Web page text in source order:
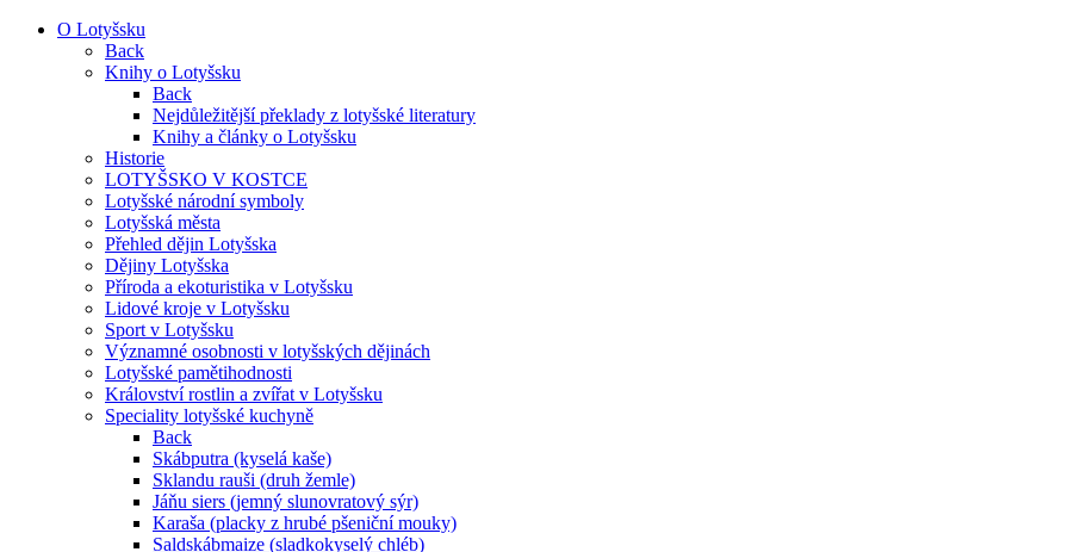
O Lotyšsku
Back
Knihy o Lotyšsku
Back
Nejdůležitější překlady z lotyšské literatury
Knihy a články o Lotyšsku
Historie
LOTYŠSKO V KOSTCE
Lotyšské národní symboly
Lotyšská města
Přehled dějin Lotyšska
Dějiny Lotyšska
Příroda a ekoturistika v Lotyšsku
Lidové kroje v Lotyšsku
Sport v Lotyšsku
Významné osobnosti v lotyšských dějinách
Lotyšské pamětihodnosti
Království rostlin a zvířat v Lotyšsku
Speciality lotyšské kuchyně
Back
Skábputra (kyselá kaše)
Sklandu rauši (druh žemle)
Jáňu siers (jemný slunovratový sýr)
Karaša (placky z hrubé pšeniční mouky)
Saldskábmaize (sladkokyselý chléb)